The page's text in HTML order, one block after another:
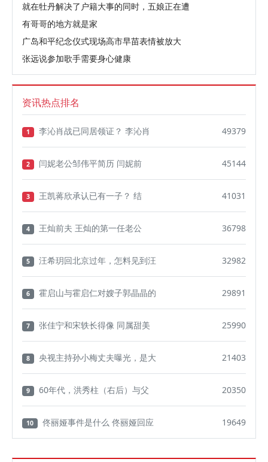
就在牡丹解决了户籍大事的同时，五娘正在遭
有哥哥的地方就是家
广岛和平纪念仪式现场高市早苗表情被放大
张远说参加歌手需要身心健康
资讯热点排名
1 李沁肖战已同居领证？ 李沁肖 49379
2 闫妮老公邹伟平简历 闫妮前 45144
3 王凯蒋欣承认已有一子？ 结 41031
4 王灿前夫 王灿的第一任老公 36798
5 汪希玥回北京过年，怎料见到汪 32982
6 霍启山与霍启仁对嫂子郭晶晶的 29891
7 张佳宁和宋轶长得像 同属甜美 25990
8 央视主持孙小梅丈夫曝光，是大 21403
9 60年代，洪秀柱（右后）与父 20350
10 佟丽娅事件是什么 佟丽娅回应 19649